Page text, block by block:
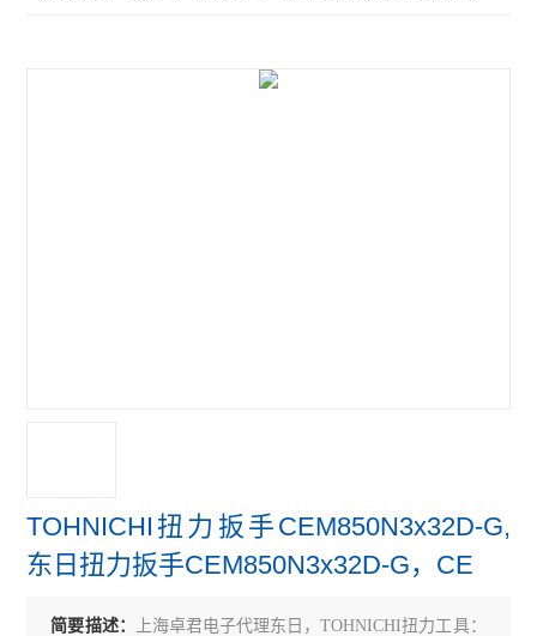
TOHNICHI扭力扳手CEM850N3x32D-G,
东日扭力扳手CEM850N3x32D-G，CE
简要描述：
上海卓君电子代理东日，TOHNICHI扭力工具：